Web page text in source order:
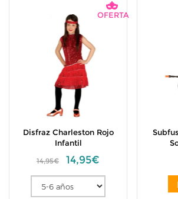
Disfraz Charleston Rojo
Infantil
14,95€ 14,95€
OFERTA